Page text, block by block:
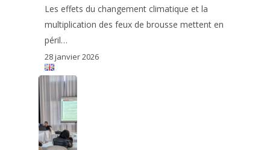
Les effets du changement climatique et la
multiplication des feux de brousse mettent en
péril…
28 janvier 2026